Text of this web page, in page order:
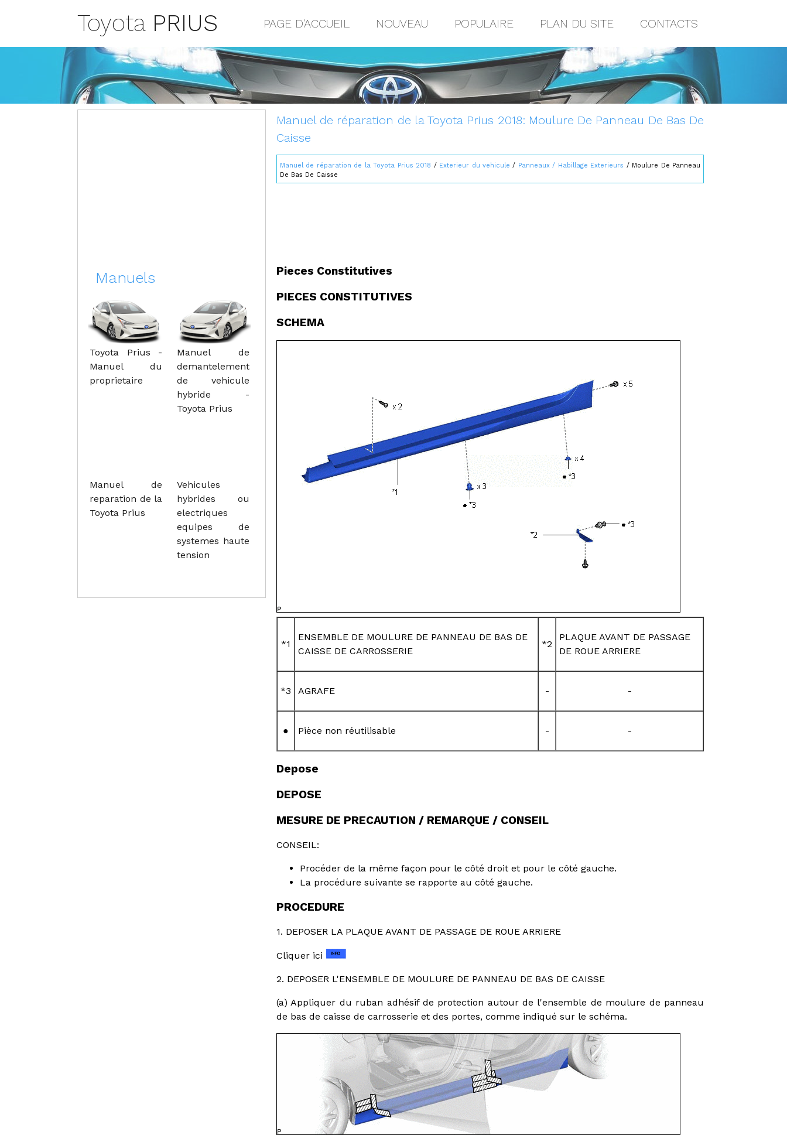
Toyota PRIUS PAGE D'ACCUEIL NOUVEAU POPULAIRE PLAN DU SITE CONTACTS
Manuel de réparation de la Toyota Prius 2018: Moulure De Panneau De Bas De
Caisse
Manuel de réparation de la Toyota Prius 2018 / Exterieur du vehicule / Panneaux / Habillage Exterieurs / Moulure De Panneau
De Bas De Caisse
Pieces Constitutives
PIECES CONSTITUTIVES
SCHEMA
*1
ENSEMBLE DE MOULURE DE PANNEAU DE BAS DE
CAISSE DE CARROSSERIE
*2
PLAQUE AVANT DE PASSAGE
DE ROUE ARRIERE
*3 AGRAFE - -
● Pièce non réutilisable - -
Depose
DEPOSE
MESURE DE PRECAUTION / REMARQUE / CONSEIL
CONSEIL:
Procéder de la même façon pour le côté droit et pour le côté gauche.
La procédure suivante se rapporte au côté gauche.
PROCEDURE
1. DEPOSER LA PLAQUE AVANT DE PASSAGE DE ROUE ARRIERE
Cliquer ici
2. DEPOSER L'ENSEMBLE DE MOULURE DE PANNEAU DE BAS DE CAISSE
(a) Appliquer du ruban adhésif de protection autour de l'ensemble de moulure de panneau
de bas de caisse de carrosserie et des portes, comme indiqué sur le schéma.
Manuels
Toyota Prius -
Manuel du
proprietaire
Manuel de
demantelement
de vehicule
hybride -
Toyota Prius
Manuel de
reparation de la
Toyota Prius
Vehicules
hybrides ou
electriques
equipes de
systemes haute
tension